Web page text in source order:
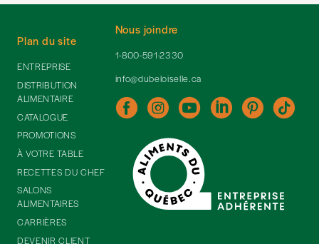
Nous joindre
1-800-591-2330
info@dubeloiselle.ca
Plan du site
ENTREPRISE
DISTRIBUTION
ALIMENTAIRE
CATALOGUE
PROMOTIONS
À VOTRE TABLE
RECETTES DU CHEF
SALONS
ALIMENTAIRES
CARRIÈRES
DEVENIR CLIENT